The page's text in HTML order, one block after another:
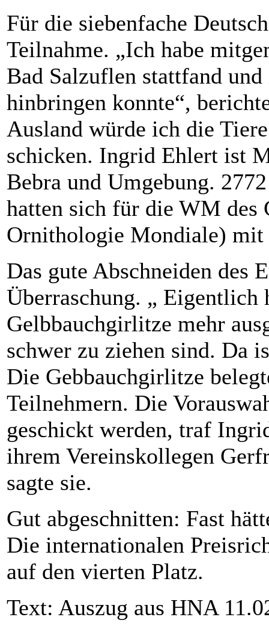
Für die siebenfache
Teilnahme. „Ich habe
Bad Salzuflen stattfand
hinbringen konnte“,
Ausland würde ich die
schicken. Ingrid Ehlert ist
Bebra und Umgebung.
hatten sich für die WM des
Ornithologie Mondiale) mit
Das gute Abschneiden des
Überraschung. „
Gelbbauchgirlitze mehr
schwer zu ziehen sind. Da
Die Gebbauchgirlitze
Teilnehmern. Die
geschickt werden, traf
ihrem Vereinskollegen
sagte sie.
Gut abgeschnitten: Fast
Die internationalen
auf den vierten Platz.
Text: Auszug aus HNA